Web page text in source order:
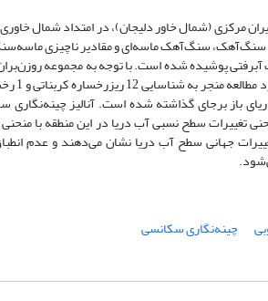
سنگ‌آهک ماسه‌ای و مقادیر ناچیزی
پوشیده شده است. با توجه به مجموعه
مقایسه منحنی تغییرات سطح نسبی آب دریا در این
تغییرات جهانی سطح آب دریا نشان می‌دهند و عدم
چینه‌نگاری سکانسی